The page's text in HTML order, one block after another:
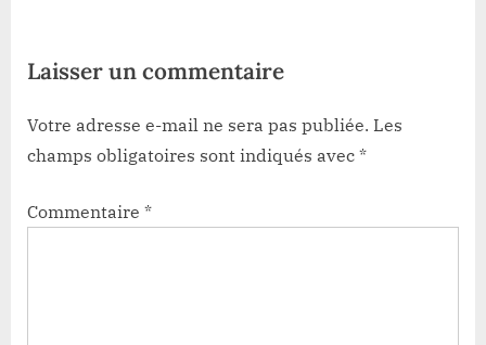
Laisser un commentaire
Votre adresse e-mail ne sera pas publiée. Les
champs obligatoires sont indiqués avec *
Commentaire *